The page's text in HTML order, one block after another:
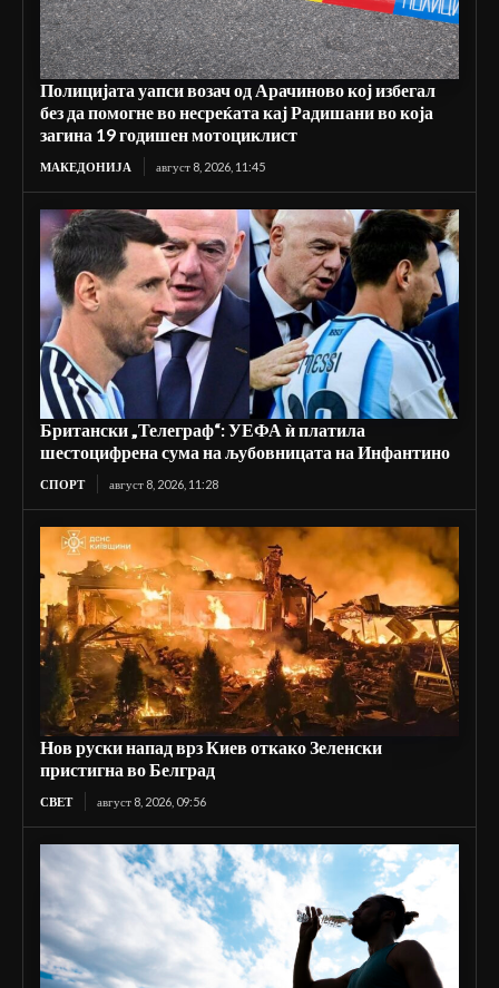
Полицијата уапси возач од Арачиново кој избегал
без да помогне во несреќата кај Радишани во која
загина 19 годишен мотоциклист
МАКЕДОНИЈА август 8, 2026, 11:45
Британски „Телеграф“: УЕФА ѝ платила
шестоцифрена сума на љубовницата на Инфантино
СПОРТ август 8, 2026, 11:28
Нов руски напад врз Киев откако Зеленски
пристигна во Белград
СВЕТ август 8, 2026, 09:56